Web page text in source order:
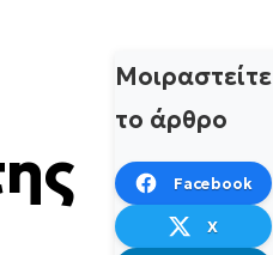
Μοιραστείτε
το άρθρο
Facebook
X